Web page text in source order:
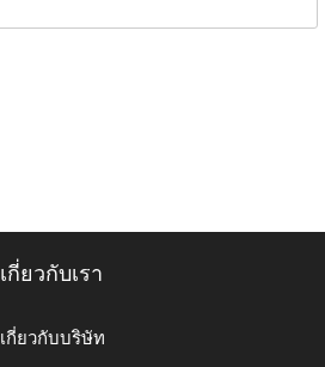
เกี่ยวกับเรา
เกี่ยวกับบริษัท